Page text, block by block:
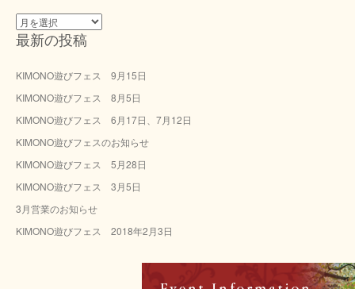
月
別
カ
イ
ブ
最新の投稿
KIMONO遊びフェス 9月15日
KIMONO遊びフェス 8月5日
KIMONO遊びフェス 6月17日、7月12日
KIMONO遊びフェスのお知らせ
KIMONO遊びフェス 5月28日
KIMONO遊びフェス 3月5日
3月営業のお知らせ
KIMONO遊びフェス 2018年2月3日